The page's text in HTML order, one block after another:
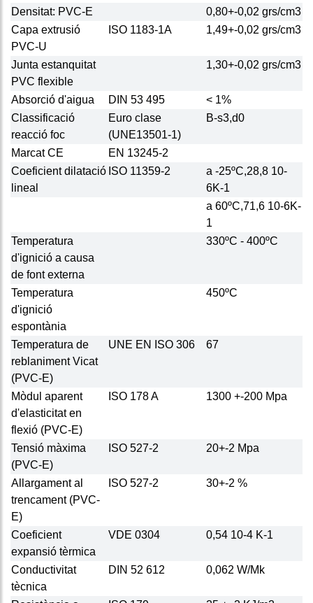
Densitat: PVC-E
0,80+-0,02 grs/cm3
Capa extrusió
PVC-U
ISO 1183-1A 1,49+-0,02 grs/cm3
Junta estanquitat
PVC flexible
1,30+-0,02 grs/cm3
Absorció d'aigua DIN 53 495
< 1%
Classificació
reacció foc
Euro clase
(UNE13501-1)
B-s3,d0
Marcat CE
EN 13245-2
Coeficient dilatació
lineal
ISO 11359-2
a -25ºC,28,8 10-
6K-1
a 60ºC,71,6 10-6K-
1
Temperatura
d'ignició a causa
de font externa
330ºC - 400ºC
Temperatura
d'ignició
espontània
450ºC
Temperatura de
reblaniment Vicat
(PVC-E)
UNE EN ISO 306 67
Mòdul aparent
d'elasticitat en
flexió (PVC-E)
ISO 178 A 1300 +-200 Mpa
Tensió màxima
(PVC-E)
ISO 527-2 20+-2 Mpa
Allargament al
trencament (PVC-
E)
ISO 527-2 30+-2 %
Coeficient
expansió tèrmica
VDE 0304 0,54 10-4 K-1
Conductivitat
tècnica
DIN 52 612 0,062 W/Mk